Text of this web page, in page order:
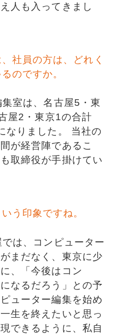
人も入ってきまし
社員の方は、どれく
のですか。
室は、名古屋5・東
屋2・東京1の合計
なりました。 当社の
が経営陣であるこ
取締役が手掛けてい
う印象ですね。
は、コンピューター
まだなく、東京に少
、「今後はコン
なるだろう」との予
ューター編集を始め
生を終えたいと思っ
できるように、私自